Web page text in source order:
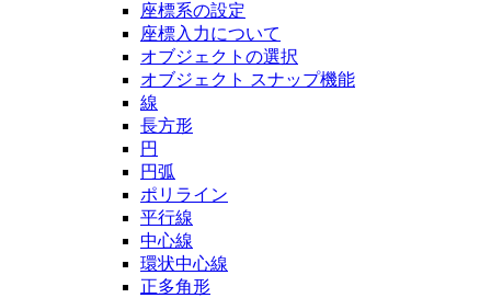
座標系の設定
座標入力について
オブジェクトの選択
オブジェクト スナップ機能
線
長方形
円
円弧
ポリライン
平行線
中心線
環状中心線
正多角形